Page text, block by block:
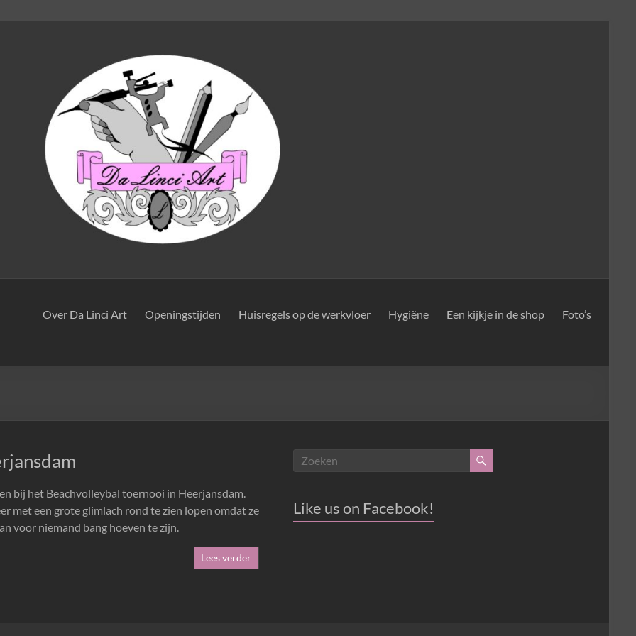
Over Da Linci Art Openingstijden Huisregels op de werkvloer Hygiëne Een kijkje in de shop Foto’s
bij het Beachvolleybal toernooi in Heerjansdam.
met een grote glimlach rond te zien lopen omdat ze
voor niemand bang hoeven te zijn.
Lees verder
Like us on Facebook!